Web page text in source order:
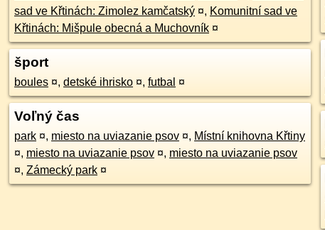
sad ve Křtinách: Zimolez kamčatský ¤, Komunitní sad ve
Křtinách: Mišpule obecná a Muchovník ¤
šport
boules ¤, detské ihrisko ¤, futbal ¤
Voľný čas
park ¤, miesto na uviazanie psov ¤, Místní knihovna Křtiny
¤, miesto na uviazanie psov ¤, miesto na uviazanie psov
¤, Zámecký park ¤